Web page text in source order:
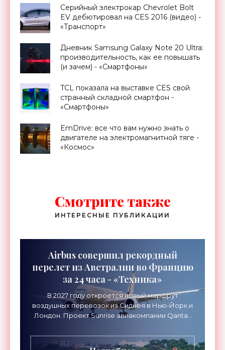
Серийный электрокар Chevrolet Bolt
EV дебютировал на CES 2016 (видео) -
«Транспорт»
Дневник Samsung Galaxy Note 20 Ultra:
производительность, как ее повышать
(и зачем) - «Смартфоны»
TCL показала на выставке CES свой
странный складной смартфон -
«Смартфоны»
EmDrive: все что вам нужно знать о
двигателе на электромагнитной тяге -
«Космос»
Смотрите также
ИНТЕРЕСНЫЕ ПУБЛИКАЦИИ
Airbus совершил рекордный
перелет из Австралии во Францию
за 24 часа - «Техника»
В 2027 году откроется новый маршрут
воздушных перевозок из Сиднея в Нью-Йорк и
Лондон. Проект Sunrise авиакомпании Qantas
длительностью до 24